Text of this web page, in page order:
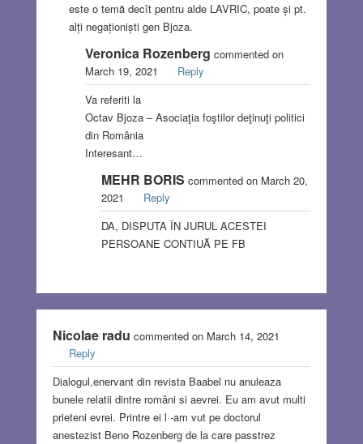
este o temă decît pentru alde LAVRIC, poate și pt.
alți negaționiști gen Bjoza.
Veronica Rozenberg commented on
March 19, 2021
Reply
Va referiti la
Octav Bjoza – Asociaţia foştilor deţinuţi politici
din România
Interesant…
MEHR BORIS commented on March 20,
2021
Reply
DA, DISPUTA ÎN JURUL ACESTEI
PERSOANE CONTIUĂ PE FB
Nicolae radu commented on March 14, 2021
Reply
Dialogul,enervant din revista Baabel nu anuleaza
bunele relatii dintre români si aevrei. Eu am avut multi
prieteni evrei. Printre ei l -am vut pe doctorul
anestezist Beno Rozenberg de la care passtrez